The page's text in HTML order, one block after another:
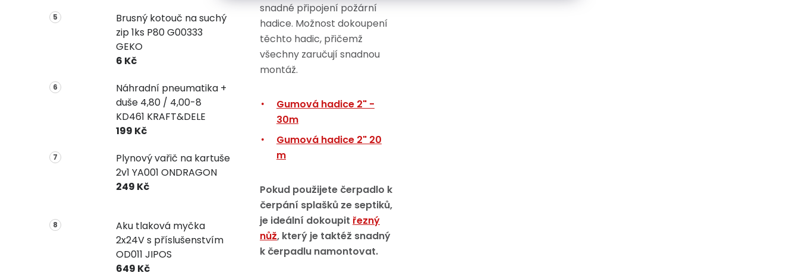
Brusný kotouč na suchý
zip 1ks P80 G00333
GEKO
6 Kč
Náhradní pneumatika +
duše 4,80 / 4,00-8
KD461 KRAFT&DELE
199 Kč
Plynový vařič na kartuše
2v1 YA001 ONDRAGON
249 Kč
Aku tlaková myčka
2x24V s příslušenstvím
OD011 JIPOS
649 Kč
snadné připojení požární
hadice. Možnost dokoupení
těchto hadic, přičemž
všechny zaručují snadnou
montáž.
Gumová hadice 2" -
30m
Gumová hadice 2" 20
m
Pokud použijete čerpadlo k
čerpání splašků ze septiků,
je ideální dokoupit řezný
nůž, který je taktéž snadný
k čerpadlu namontovat.